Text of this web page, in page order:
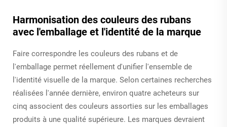
Harmonisation des couleurs des rubans
avec l'emballage et l'identité de la marque
Faire correspondre les couleurs des rubans et de
l'emballage permet réellement d'unifier l'ensemble de
l'identité visuelle de la marque. Selon certaines recherches
réalisées l'année dernière, environ quatre acheteurs sur
cinq associent des couleurs assorties sur les emballages
produits à une qualité supérieure. Les marques devraient